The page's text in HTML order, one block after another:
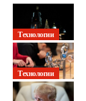
Технологии
Технологии